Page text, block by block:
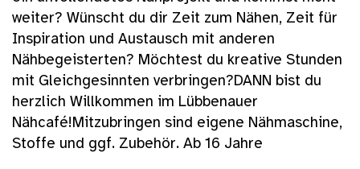
weiter? Wünscht du dir Zeit zum Nähen, Zeit für
Inspiration und Austausch mit anderen
Nähbegeisterten? Möchtest du kreative Stunden
mit Gleichgesinnten verbringen?DANN bist du
herzlich Willkommen im Lübbenauer
Nähcafé!Mitzubringen sind eigene Nähmaschine,
Stoffe und ggf. Zubehör. Ab 16 Jahre